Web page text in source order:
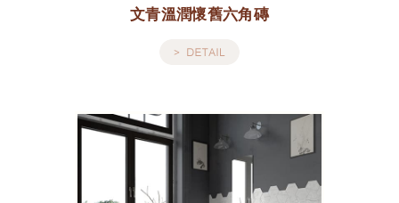
文青溫潤懷舊六角磚